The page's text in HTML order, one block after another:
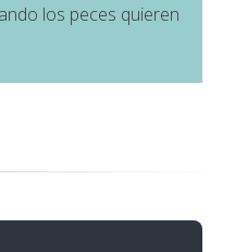
los peces quieren